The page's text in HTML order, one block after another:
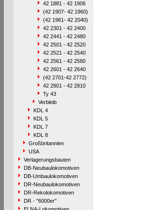
42 1881 - 42 1906
(42 1907- 42 1960)
(42 1961- 42 2040)
42 2301 - 42 2400
42 2441 - 42 2480
42 2501 - 42 2520
42 2521 - 42 2540
42 2561 - 42 2580
42 2601 - 42 2640
(42 2701-42 2772)
42 2801 - 42 2810
Ty 43
Verbleib
KDL 4
KDL 5
KDL 7
KDL 8
Großbritannien
USA
Verlagerungsbauten
DB-Neubaulokomotiven
DB-Umbaulokomotiven
DR-Neubaulokomotiven
DR-Rekolokomotiven
DR - "6000er"